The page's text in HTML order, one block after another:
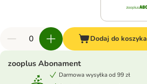
Dodaj do koszyka
zooplus Abonament
Darmowa wysyłka od 99 zł